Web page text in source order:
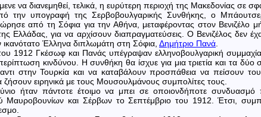
να διανεμηθεί, τελικά, η ευρύτερη περιοχή της Μακεδονίας σε
την υπογραφή της Σερβοβουλγαρικής Συνθήκης, ο
από τη Σόφια για την Αθήνα, μεταφέροντας στον Βενιζέλο
Ελλάδας, για να αρχίσουν διαπραγματεύσεις. Ο Βενιζέλος δεν
Έλληνα διπλωμάτη στη Σόφια, Δημήτριο Πανά
1912 Γκέσωφ και Πανάς υπέγραψαν ελληνοβουλγαρική
κινδύνου. Η συνθήκη θα ίσχυε για μια τριετία και τα
στην Τουρκία και να καταβάλουν προσπάθεια να πείσουν
ζήσουν ειρηνικά με τους Μουσουλμάνους συμπολίτες τους.
ήταν πάντοτε έτοιμο να μπει σε οποιονδήποτε συνδυασμό
Μαυροβουνίων και Σέρβων το Σεπτέμβριο του 1912. Έτσι,